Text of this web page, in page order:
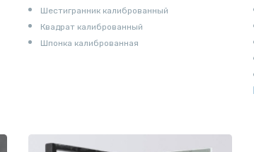
Шестигранник калиброванный
Квадрат калиброванный
Шпонка калиброванная